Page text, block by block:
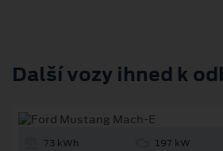
Další vozy ihned k
73 kWh 197 kW